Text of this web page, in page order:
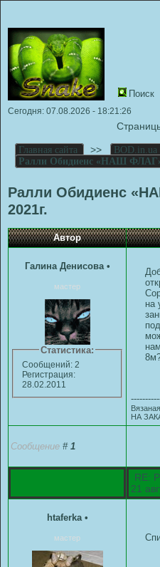
Поиск
Сегодня: 07.08.2026 - 18:21:26
Главная сайта >> BOD.in.ua
Ралли Обидиенс «НАШ ФЛАГ»
Ралли Обидиенс
2021г.
Автор
Галина Денисова •
мастер
Статистика:
Сообщений: 2
Регистрация:
28.02.2011
на
НА
Сообщение # 1
RE:
21
htaferka •
мастер